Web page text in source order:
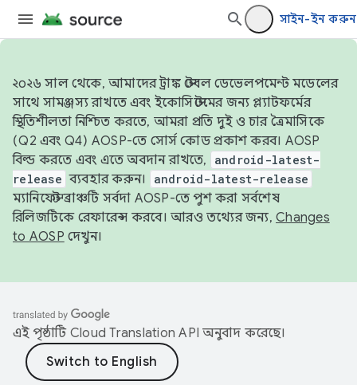
সাইন-ইন করুন
২০২৬ সাল থেকে, আমাদের ট্রাঙ্ক স্টেবল ডেভেলপমেন্ট মডেলের
সাথে সামঞ্জস্য রাখতে এবং ইকোসিস্টেমের জন্য প্ল্যাটফর্মের
স্থিতিশীলতা নিশ্চিত করতে, আমরা প্রতি দুই ও চার ত্রৈমাসিকে
(Q2 এবং Q4) AOSP-তে সোর্স কোড প্রকাশ করব। AOSP
বিল্ড করতে এবং এতে অবদান রাখতে,
android-latest-
release ব্যবহার করুন। android-latest-release
ম্যানিফেস্ট ব্রাঞ্চটি সর্বদা AOSP-তে পুশ করা সর্বশেষ
রিলিজটিকে রেফারেন্স করবে। আরও তথ্যের জন্য, Changes
to AOSP দেখুন।
এই পৃষ্ঠাটি Cloud Translation API অনুবাদ করেছে।